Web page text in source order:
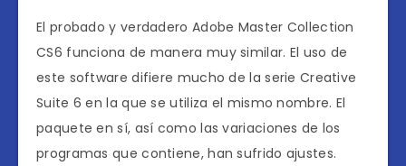
El probado y verdadero Adobe Master Collection
CS6 funciona de manera muy similar. El uso de
este software difiere mucho de la serie Creative
Suite 6 en la que se utiliza el mismo nombre. El
paquete en sí, así como las variaciones de los
programas que contiene, han sufrido ajustes.